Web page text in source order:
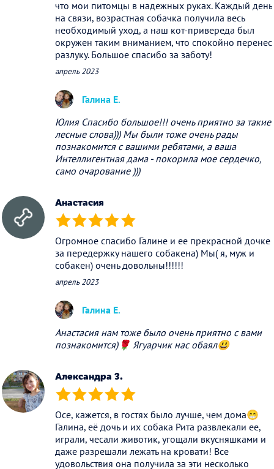
что мои питомцы в надежных руках. Каждый день
на связи, возрастная собачка получила весь
необходимый уход, а наш кот-привереда был
окружен таким вниманием, что спокойно перенес
разлуку. Большое спасибо за заботу!
апрель 2023
Галина Е.
Юлия Спасибо большое!!! очень приятно за такие
лесные слова))) Мы были тоже очень рады
познакомится с вашими ребятами, а ваша
Интеллигентная дама - покорила мое сердечко,
само очарование )))
Анастасия
(*) (*) (*) (*) (*)
Огромное спасибо Галине и ее прекрасной дочке
за передержку нашего собакена) Мы( я, муж и
собакен) очень довольны!!!!!!
апрель 2023
Галина Е.
Анастасия нам тоже было очень приятно с вами
познакомится)🌹 Ягуарчик нас обаял😃
Александра З.
(*) (*) (*) (*) (*)
Осе, кажется, в гостях было лучше, чем дома😁
Галина, её дочь и их собака Рита развлекали ее,
играли, чесали животик, угощали вкусняшками и
даже разрешали лежать на кровати! Все
удовольствия она получила за эти несколько